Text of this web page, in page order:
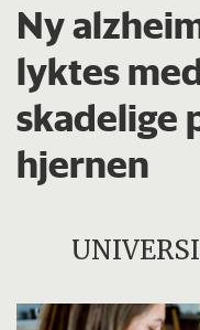
Ny
lyktes
skadelige
hjernen